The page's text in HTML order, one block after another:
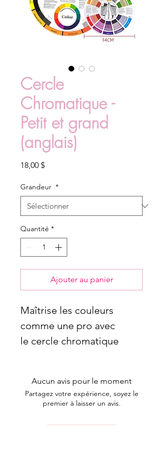
Cercle
Chromatique -
Petit et grand
(anglais)
18,00 $Prix
Grandeur *
Quantité *
Ajouter au panier
Maîtrise les couleurs
comme une pro avec
le cercle chromatique
cm) pour tes
déplacements et
Aucun avis pour le moment
Partagez votre expérience, soyez le
premier à laisser un avis.